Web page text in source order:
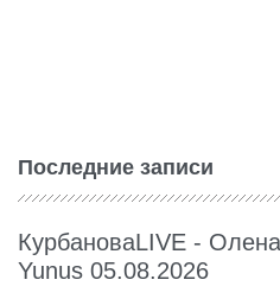
Последние записи
КурбановаLIVE -
Yunus 05.08.2026